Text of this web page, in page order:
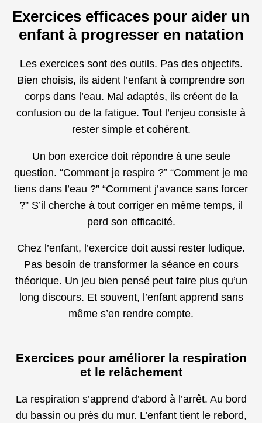
Exercices efficaces pour aider un
enfant à progresser en natation
Les exercices sont des outils. Pas des objectifs.
Bien choisis, ils aident l’enfant à comprendre son
corps dans l’eau. Mal adaptés, ils créent de la
confusion ou de la fatigue. Tout l’enjeu consiste à
rester simple et cohérent.
Un bon exercice doit répondre à une seule
question. “Comment je respire ?” “Comment je me
tiens dans l’eau ?” “Comment j’avance sans forcer
?” S’il cherche à tout corriger en même temps, il
perd son efficacité.
Chez l’enfant, l’exercice doit aussi rester ludique.
Pas besoin de transformer la séance en cours
théorique. Un jeu bien pensé peut faire plus qu’un
long discours. Et souvent, l’enfant apprend sans
même s’en rendre compte.
Exercices pour améliorer la respiration
et le relâchement
La respiration s’apprend d’abord à l’arrêt. Au bord
du bassin ou près du mur. L’enfant tient le rebord,